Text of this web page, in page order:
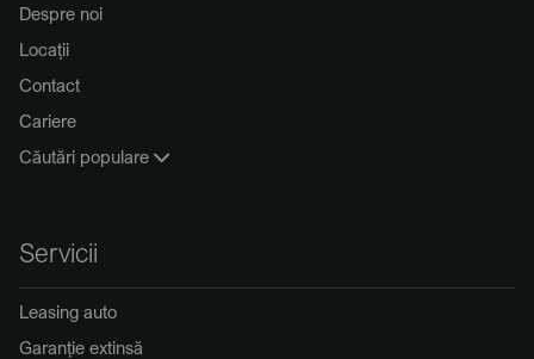
Despre noi
Locații
Contact
Cariere
Căutări populare
Servicii
Leasing auto
Garanție extinsă